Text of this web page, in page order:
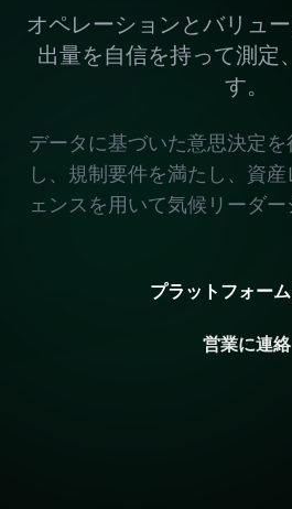
オペレーションとバリュ
出量を自信を持って測定
す。
データに基づいた意思決定
し、規制要件を満たし、資
ェンスを用いて気候リーダー
プラットフォー
営業に連絡